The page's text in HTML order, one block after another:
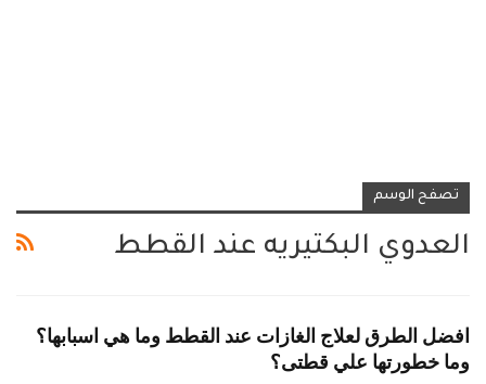
تصفح الوسم
العدوي البكتيريه عند القطط
افضل الطرق لعلاج الغازات عند القطط وما هي اسبابها؟
وما خطورتها علي قطتى؟